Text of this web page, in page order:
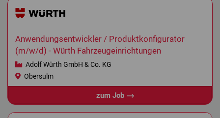
Anwendungsentwickler / Produktkonfigurator
(m/w/d) - Würth Fahrzeugeinrichtungen
Adolf Würth GmbH & Co. KG
Obersulm
zum Job